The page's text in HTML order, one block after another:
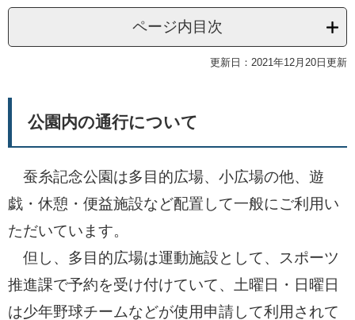
。
て
ページ内目次
更新日：2021年12月20日更新
公園内の通行について
蚕糸記念公園は多目的広場、小広場の他、遊
戯・休憩・便益施設など配置して一般にご利用い
ただいています。
但し、多目的広場は運動施設として、スポーツ
推進課で予約を受け付けていて、土曜日・日曜日
は少年野球チームなどが使用申請して利用されて